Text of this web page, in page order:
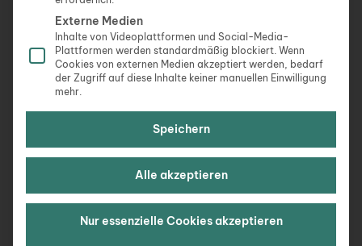
umfasst eine breite Palette von Produkten,
einschließlich, aber nicht beschränkt auf:
Make-up und dekorative Kosmetik
Haarpflegeprodukte
Parfüms und Düfte
Die Anforderungen an die Verpackung von
Kosmetikprodukten
Externe Medien
Inhalte von Videoplattformen und Social-Media-
Plattformen werden standardmäßig blockiert. Wenn
Cookies von externen Medien akzeptiert werden, bedarf
der Zugriff auf diese Inhalte keiner manuellen Einwilligung
mehr.
Speichern
Alle akzeptieren
Nur essenzielle Cookies akzeptieren